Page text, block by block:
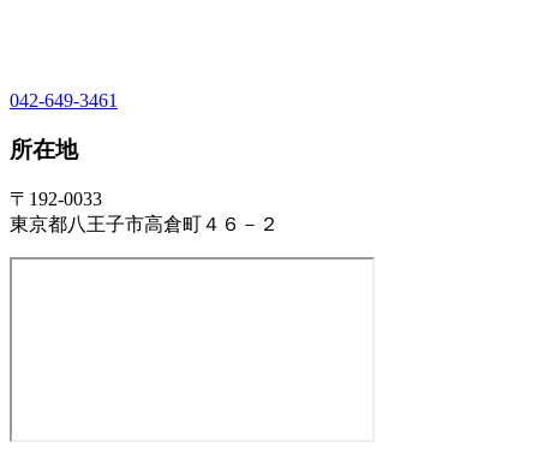
042-649-3461
所在地
〒192-0033
東京都八王子市高倉町４６－２